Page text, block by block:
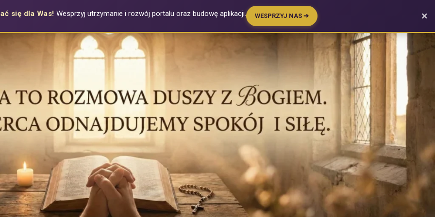
się dla Was! Wesprzyj utrzymanie i rozwój portalu oraz budowę aplikacji. WESPRZYJ NAS ➔ ×